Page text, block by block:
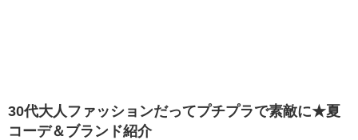
30代大人ファッションだってプチプラで素敵に★夏
コーデ＆ブランド紹介